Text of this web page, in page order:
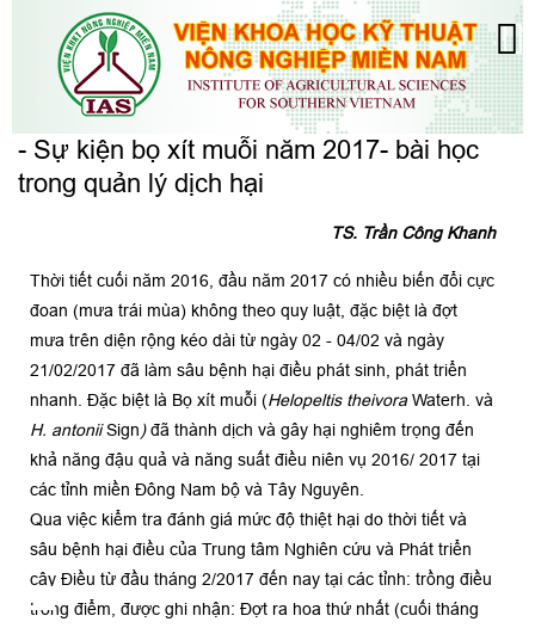
- Sự kiện bọ xít muỗi năm 2017- bài học
trong quản lý dịch hại
TS. Trần Công Khanh
Thời tiết cuối năm 2016, đầu năm 2017 có nhiều biến đổi cực
đoan (mưa trái mùa) không theo quy luật, đặc biệt là đợt
mưa trên diện rộng kéo dài từ ngày 02 - 04/02 và ngày
21/02/2017 đã làm sâu bệnh hại điều phát sinh, phát triển
nhanh. Đặc biệt là Bọ xít muỗi (Helopeltis theivoraWaterh. và
H. antoniiSign )đã thành dịch và gây hại nghiêm trọng đến
khả năng đậu quả và năng suất điều niên vụ 2016/ 2017 tại
các tỉnh miền Đông Nam bộ và Tây Nguyên.
Qua việc kiểm tra đánh giá mức độ thiệt hại do thời tiết và
sâu bệnh hại điều của Trung tâm Nghiên cứu và Phát triển
cây Điều từ đầu tháng 2/2017 đến nay tại các tỉnh: trồng điều
trọng điểm, được ghi nhận: Đợt ra hoa thứ nhất (cuối tháng